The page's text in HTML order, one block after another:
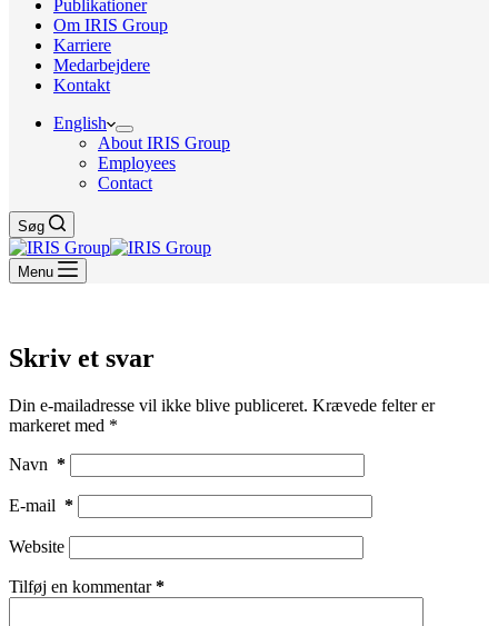
Publikationer
Om IRIS Group
Karriere
Medarbejdere
Kontakt
English
About IRIS Group
Employees
Contact
Søg
Menu
Skriv et svar
Din e-mailadresse vil ikke blive publiceret. Krævede felter er
markeret med *
Navn *
E-mail *
Website
Tilføj en kommentar*